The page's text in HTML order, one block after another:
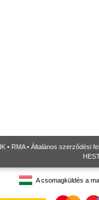
• RMA• Általános szerződési
A csomagküldés a